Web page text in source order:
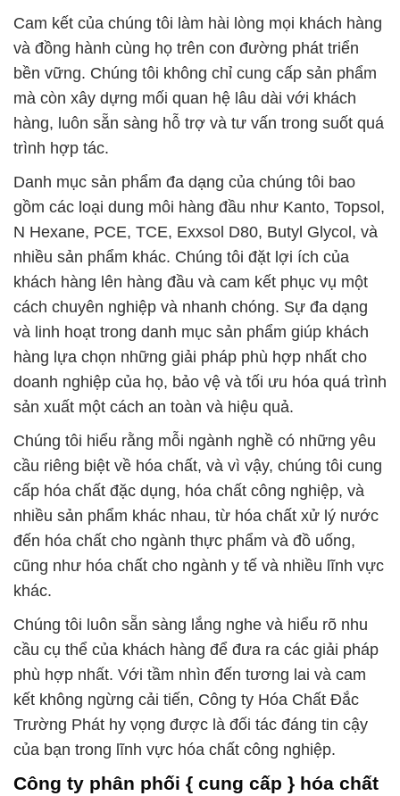
Cam kết của chúng tôi làm hài lòng mọi khách hàng
và đồng hành cùng họ trên con đường phát triển
bền vững. Chúng tôi không chỉ cung cấp sản phẩm
mà còn xây dựng mối quan hệ lâu dài với khách
hàng, luôn sẵn sàng hỗ trợ và tư vấn trong suốt quá
trình hợp tác.
Danh mục sản phẩm đa dạng của chúng tôi bao
gồm các loại dung môi hàng đầu như Kanto, Topsol,
N Hexane, PCE, TCE, Exxsol D80, Butyl Glycol, và
nhiều sản phẩm khác. Chúng tôi đặt lợi ích của
khách hàng lên hàng đầu và cam kết phục vụ một
cách chuyên nghiệp và nhanh chóng. Sự đa dạng
và linh hoạt trong danh mục sản phẩm giúp khách
hàng lựa chọn những giải pháp phù hợp nhất cho
doanh nghiệp của họ, bảo vệ và tối ưu hóa quá trình
sản xuất một cách an toàn và hiệu quả.
Chúng tôi hiểu rằng mỗi ngành nghề có những yêu
cầu riêng biệt về hóa chất, và vì vậy, chúng tôi cung
cấp hóa chất đặc dụng, hóa chất công nghiệp, và
nhiều sản phẩm khác nhau, từ hóa chất xử lý nước
đến hóa chất cho ngành thực phẩm và đồ uống,
cũng như hóa chất cho ngành y tế và nhiều lĩnh vực
khác.
Chúng tôi luôn sẵn sàng lắng nghe và hiểu rõ nhu
cầu cụ thể của khách hàng để đưa ra các giải pháp
phù hợp nhất. Với tầm nhìn đến tương lai và cam
kết không ngừng cải tiến, Công ty Hóa Chất Đắc
Trường Phát hy vọng được là đối tác đáng tin cậy
của bạn trong lĩnh vực hóa chất công nghiệp.
Công ty phân phối { cung cấp } hóa chất